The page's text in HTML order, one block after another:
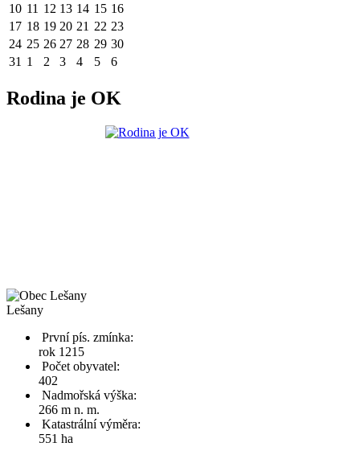
10 11 12 13 14 15 16
17 18 19 20 21 22 23
24 25 26 27 28 29 30
31 1 2 3 4 5 6
Rodina je OK
Lešany
První pís. zmínka:
rok 1215
Počet obyvatel:
402
Nadmořská výška:
266 m n. m.
Katastrální výměra:
551 ha